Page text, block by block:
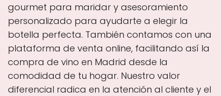
gourmet para maridar y asesoramiento
personalizado para ayudarte a elegir la
botella perfecta. También contamos con una
plataforma de venta online, facilitando así la
compra de vino en Madrid desde la
comodidad de tu hogar. Nuestro valor
diferencial radica en la atención al cliente y el